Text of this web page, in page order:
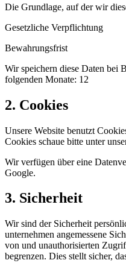
Die Grundlage, auf der wir
Gesetzliche Verpflichtung
Bewahrungsfrist
Wir speichern diese Daten bei
folgenden Monate: 12
2. Cookies
Unsere Website benutzt
Cookies schaue bitte unter
Wir verfügen über eine
Google.
3. Sicherheit
Wir sind der Sicherheit
unternehmen angemessene
von und unauthorisierten
begrenzen. Dies stellt sicher,